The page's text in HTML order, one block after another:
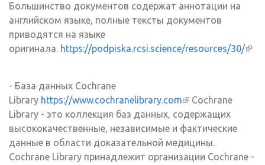
Большинство документов содержат аннотации на
английском языке, полные тексты документов
приводятся на языке
оригинала. https://podpiska.rcsi.science/resources/30/
- База данных Cochrane
Library https://www.cochranelibrary.com(внешняя
ссылка)
Cochrane
Library - это коллекция баз данных, содержащих
высококачественные, независимые и фактические
данные в области доказательной медицины.
Cochrane Library принадлежит организации Cochrane -